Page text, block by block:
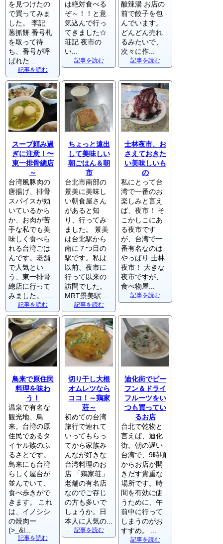
を見つけたの
で買ってみま
した。 李記
葱抓餅 番号札
を取って待
ち、番号が呼
ばれた...
記事を読む
は絶対食べる
ぞ～！！と意
気込んで行っ
てきました☆
荘記 夜市の
い...
記事を読む
酸辣湯 お店の
前で餃子を包
んでいます。
どんどん売れ
るみたいで、
次々に作...
記事を読む
スープ頼み過
ぎに注意！〜
東一排骨總店
～
台湾風豚肉の
唐揚げ、排骨
スパイスが効
いているから
か、お肉が苦
手な私でも美
味しく食べら
れる台湾ごは
んです。老舗
で人気とい
う、東一排骨
總店に行って
みました。 ...
記事を読む
ちょっと遠出
して美味しい
朝ごはん＆朝
市
台北市南部の
景美に美味し
い朝食屋さん
があると知
り、行ってみ
ました。 景美
は台北駅から
南に７つ目の
駅です。私は
以前、夜市に
行って以来の
訪問でした。
MRT景美駅...
記事を読む
士林夜市、お
さえておきた
い美味しいも
の
私にとって台
湾で一番のお
楽しみと言え
ば、夜市！ そ
こかしこにあ
る夜市です
が、台湾で一
番有名なのは
やっぱり 士林
夜市！ 大きな
夜市ですが、
食べ物屋...
記事を読む
鳥来で原住民
料理を味わ
う！
温泉で有名な
観光地、鳥
来。台湾の原
住民であるタ
イヤル族のふ
るさとです。
鳥来にも台湾
らしく屋台が
並んでいて、
食べ歩きがで
きます。 これ
は、イノシシ
の焼肉ー
(>_&l...
記事を読む
切り干し大根
オムレツなら
ココ！～鶏家
荘～
初めての台湾
旅行で連れて
いってもらっ
てから家族み
んなが好きな
台湾料理のお
店 「鶏家荘」
老舗の有名店
なのでご存じ
の方も多いで
しょうか。日
本人に人気の...
記事を読む
迪化街でビー
フン＆ドライ
フルーツをい
つも買ってい
るお店
台北で乾物と
言えば、迪化
街。朝の遅い
台湾で、9時頃
からお店が開
きだす貴重な
場所です。時
間を有効に使
うために、午
前中に行って
しまうのがお
すすめ。 ...
記事を読む